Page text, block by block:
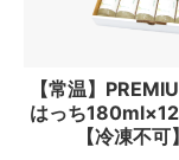
【常温】
はっち
【冷凍不可】